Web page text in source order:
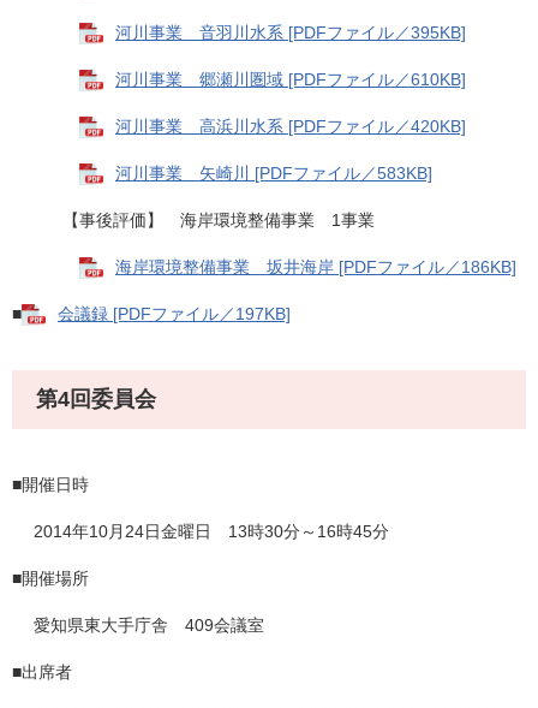
河川事業 音羽川水系 [PDFファイル／395KB]
河川事業 郷瀬川圏域 [PDFファイル／610KB]
河川事業 高浜川水系 [PDFファイル／420KB]
河川事業 矢崎川 [PDFファイル／583KB]
【事後評価】 海岸環境整備事業 1事業
海岸環境整備事業 坂井海岸 [PDFファイル／186KB]
■ 会議録 [PDFファイル／197KB]
第4回委員会
■開催日時
2014年10月24日金曜日 13時30分～16時45分
■開催場所
愛知県東大手庁舎 409会議室
■出席者